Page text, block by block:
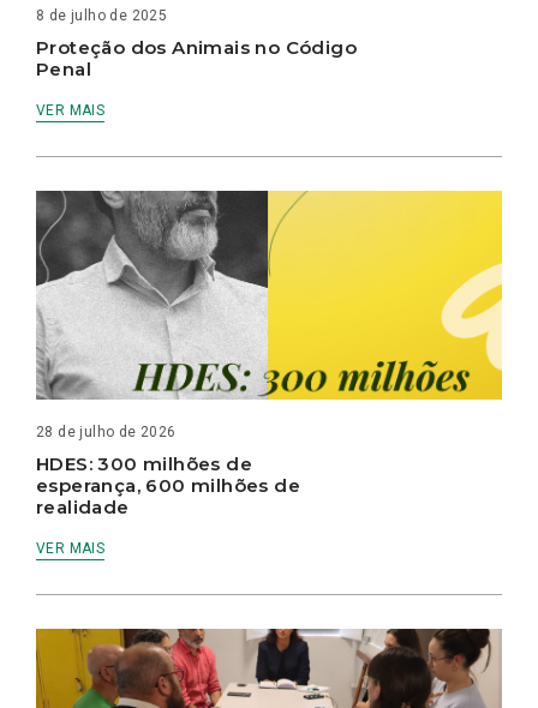
8 de julho de 2025
Proteção dos Animais no Código
Penal
VER MAIS
28 de julho de 2026
HDES: 300 milhões de
esperança, 600 milhões de
realidade
VER MAIS